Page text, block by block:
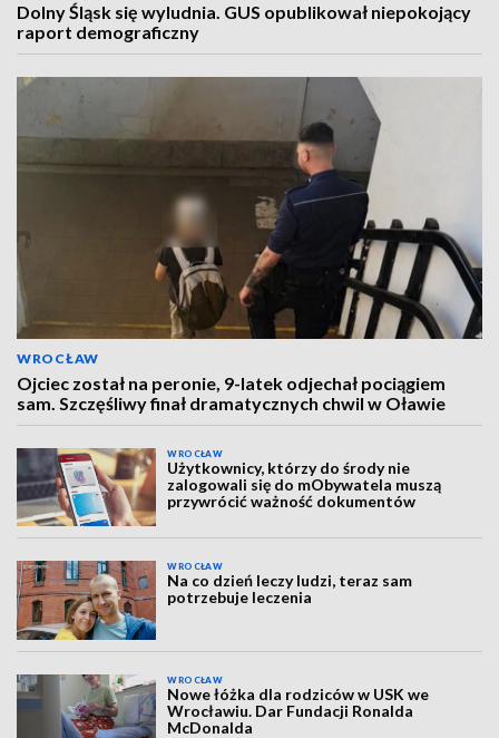
Dolny Śląsk się wyludnia. GUS opublikował niepokojący
raport demograficzny
WROCŁAW
Ojciec został na peronie, 9-latek odjechał pociągiem
sam. Szczęśliwy finał dramatycznych chwil w Oławie
WROCŁAW
Użytkownicy, którzy do środy nie
zalogowali się do mObywatela muszą
przywrócić ważność dokumentów
WROCŁAW
Na co dzień leczy ludzi, teraz sam
potrzebuje leczenia
WROCŁAW
Nowe łóżka dla rodziców w USK we
Wrocławiu. Dar Fundacji Ronalda
McDonalda